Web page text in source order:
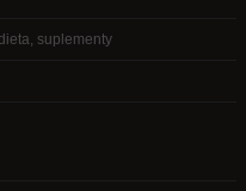
suplementy